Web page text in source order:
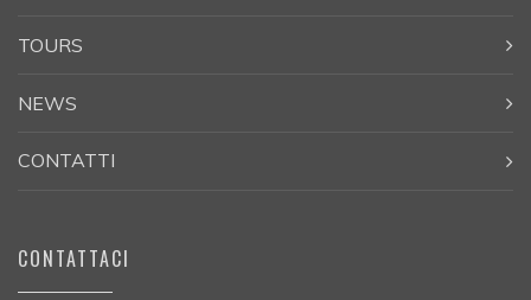
TOURS
NEWS
CONTATTI
CONTATTACI